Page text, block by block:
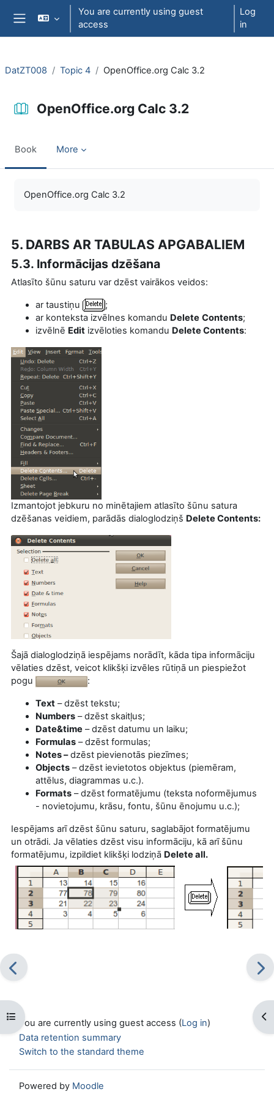
Skip to main content
You are currently using guest
access
Log
in
Open course index
DatZT008 Topic 4 OpenOffice.org Calc 3.2
OpenOffice.org Calc 3.2
Book More
OpenOffice.org Calc 3.2
5. DARBS AR TABULAS APGABALIEM
5.3. Informācijas dzēšana
Atlasīto šūnu saturu var dzēst vairākos veidos:
ar taustiņu
;
ar konteksta izvēlnes komandu Delete Contents;
izvēlnē Edit izvēloties komandu Delete Contents:
Izmantojot jebkuru no minētajiem atlasīto šūnu satura
dzēšanas veidiem, parādās dialoglodziņš Delete Contents:
Šajā dialoglodziņā iespējams norādīt, kāda tipa informāciju
vēlaties dzēst, veicot klikšķi izvēles rūtiņā un piespiežot
pogu
:
Text – dzēst tekstu;
Numbers – dzēst skaitļus;
Date&time – dzēst datumu un laiku;
Formulas – dzēst formulas;
Notes –dzēst pievienotās piezīmes;
Objects – dzēst ievietotos objektus (piemēram,
attēlus, diagrammas u.c.).
Formats – dzēst formatējumu (teksta noformējumus
- novietojumu, krāsu, fontu, šūnu ēnojumu u.c.);
Iespējams arī dzēst šūnu saturu, saglabājot formatējumu
un otrādi. Ja vēlaties dzēst visu informāciju, kā arī šūnu
formatējumu, izpildiet klikšķi lodziņā Delete all.
You are currently using guest access (Log in)
Data retention summary
Switch to the standard theme
Powered by Moodle